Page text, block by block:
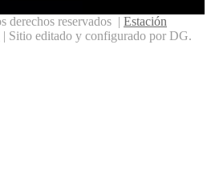
derechos reservados | Estación
| Sitio editado y configurado por DG.